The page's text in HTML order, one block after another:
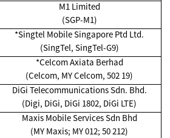
M1 Limited
(SGP-M1)
*Singtel Mobile Singapore Ptd Ltd.
(SingTel, SingTel-G9)
*Celcom Axiata Berhad
(Celcom, MY Celcom, 502 19)
DiGi Telecommunications Sdn. Bhd.
(Digi, DiGi, DiGi 1802, DiGi LTE)
Maxis Mobile Services Sdn Bhd
(MY Maxis; MY 012; 50 212)